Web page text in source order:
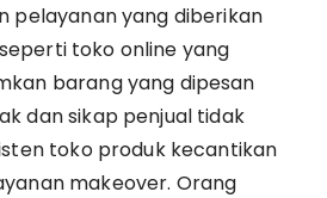
pelayanan yang diberikan
toko online yang
barang yang dipesan
dan sikap penjual tidak
toko produk kecantikan
makeover. Orang